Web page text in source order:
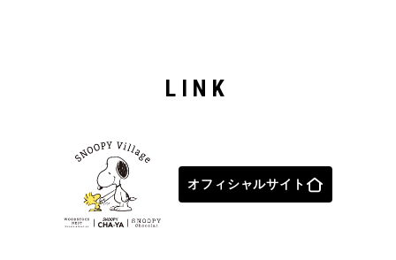
LINK
オフィシャルサイト